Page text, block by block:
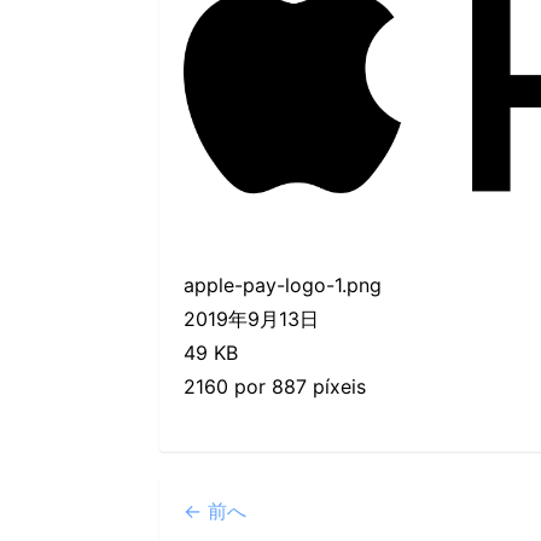
apple-pay-logo-1.png
2019年9月13日
49 KB
2160 por 887 píxeis
← 前へ